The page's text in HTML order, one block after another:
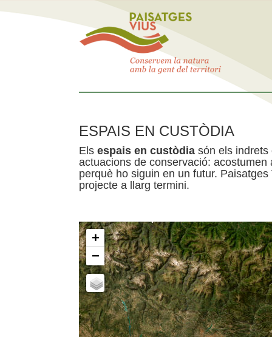
ESPAIS EN CUSTÒDIA
Els espais en custòdia són els indrets
actuacions de conservació:
perquè ho siguin en un futur.
projecte a llarg termini.
+
−